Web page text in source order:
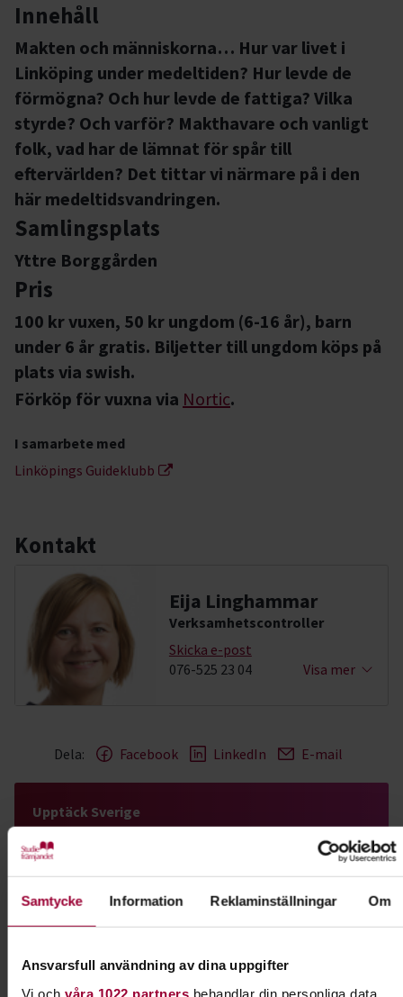
Samtycke Information Reklaminställningar Om
Ansvarsfull användning av dina uppgifter
Vi och våra 1022 partnersbehandlar din personliga data,
Innehåll
Makten och människorna… Hur var livet i
Linköping under medeltiden? Hur levde de
förmögna? Och hur levde de fattiga? Vilka
styrde? Och varför? Makthavare och vanligt
folk, vad har de lämnat för spår till
eftervärlden? Det tittar vi närmare på i den
här medeltidsvandringen.
Samlingsplats
Yttre Borggården
Pris
100 kr vuxen, 50 kr ungdom (6-16 år), barn
under 6 år gratis. Biljetter till ungdom köps på
plats via swish.
Förköp för vuxna via Nortic.
I samarbete med
Linköpings Guideklubb
Kontakt
Eija Linghammar
Verksamhetscontroller
Skicka e-post
076-525 23 04
Visa mer
Dela: Facebook LinkedIn E-mail
Upptäck Sverige
Hitta historierna om platsen där du bor, eller
landskapet där du föddes. Hos Studiefrämjandet
kan du upptäcka Sverige.